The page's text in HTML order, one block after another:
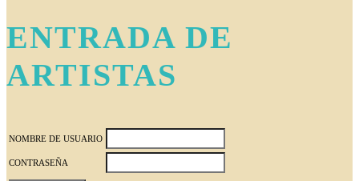
ENTRADA DE
ARTISTAS
NOMBRE DE USUARIO
CONTRASEÑA